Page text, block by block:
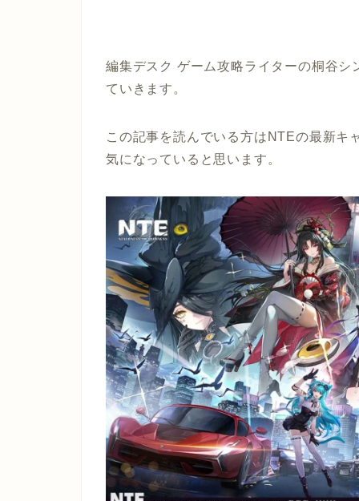
編集デスク ゲーム攻略ライターの桐谷
ていきます。
この記事を読んでいる方はNTEの最新キ
気になっていると思います。